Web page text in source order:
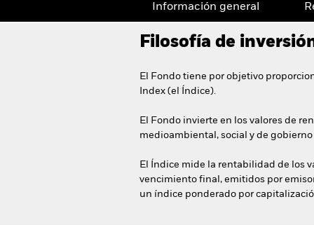
Información general
Filosofía de
El Fondo tiene por objetivo
Index (el Índice).
El Fondo invierte en los valores de
medioambiental, social y de
El Índice mide la rentabilidad de los
vencimiento final, emitidos por
un índice ponderado por